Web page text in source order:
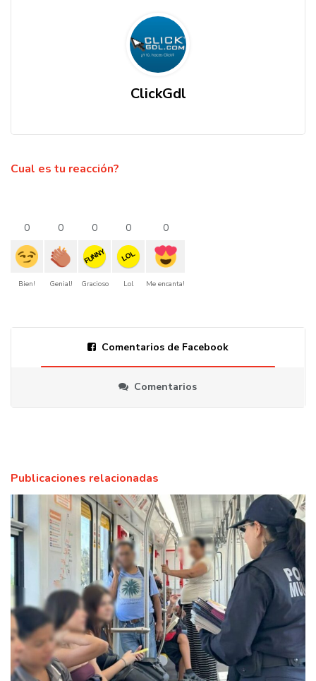
ClickGdl
Cual es tu reacción?
0
Bien!
0
Genial!
0
FUNNY
Gracioso
0
LOL
Lol
0
Me encanta!
Comentarios de Facebook
Comentarios
Publicaciones relacionadas